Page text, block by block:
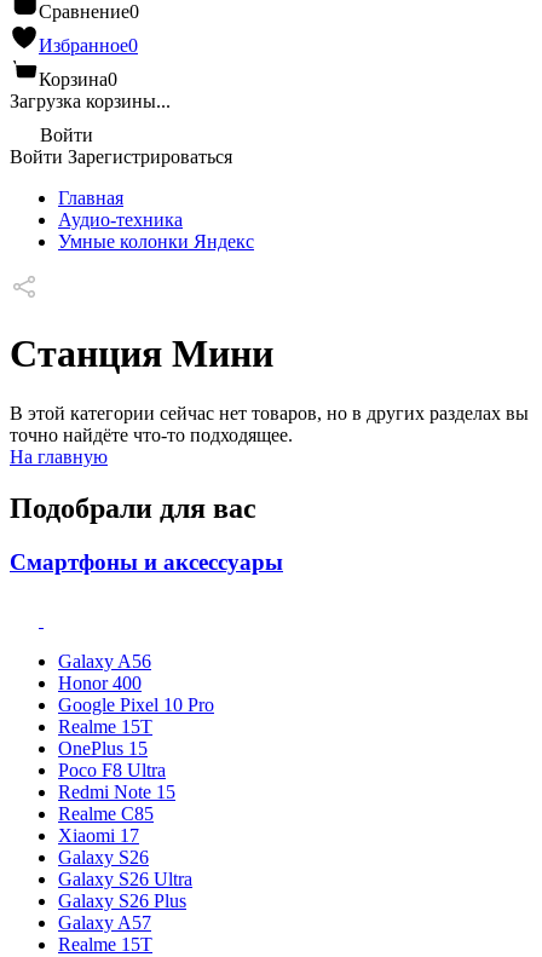
Сравнение0
Избранное0
Корзина0
Загрузка корзины...
Войти
Войти Зарегистрироваться
Главная
Аудио-техника
Умные колонки Яндекс
Станция Мини
В этой категории сейчас нет товаров, но в других разделах вы
точно найдёте что-то подходящее.
На главную
Подобрали для вас
Смартфоны и аксессуары
Galaxy A56
Honor 400
Google Pixel 10 Pro
Realme 15T
OnePlus 15
Poco F8 Ultra
Redmi Note 15
Realme C85
Xiaomi 17
Galaxy S26
Galaxy S26 Ultra
Galaxy S26 Plus
Galaxy A57
Realme 15T